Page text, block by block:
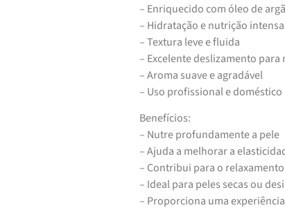
– Enriquecido com óleo de
– Hidratação e nutrição
– Textura leve e fluida
– Excelente deslizamento
– Aroma suave e agradável
– Uso profissional e doméstico
Benefícios:
– Nutre profundamente a pele
– Ajuda a melhorar a
– Contribui para o
– Ideal para peles secas ou
– Proporciona uma